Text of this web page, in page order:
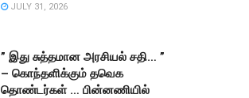
JULY 31, 2026
” இது சுத்தமான அரசியல் சதி… ”
– கொந்தளிக்கும் தவெக
தொண்டர்கள் … பின்னணியில்